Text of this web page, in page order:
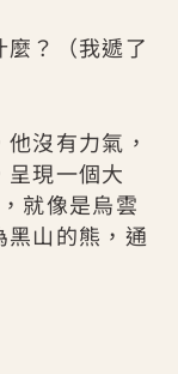
？（我遞了
沒有力氣，
現一個大
就像是烏雲
黑山的熊，通